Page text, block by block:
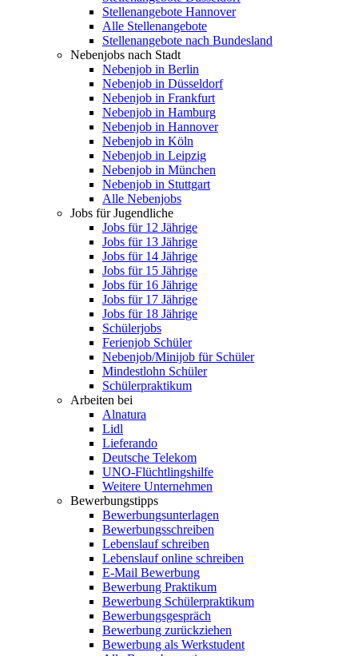
Stellenangebote Hannover
Alle Stellenangebote
Stellenangebote nach Bundesland
Nebenjobs nach Stadt
Nebenjob in Berlin
Nebenjob in Düsseldorf
Nebenjob in Frankfurt
Nebenjob in Hamburg
Nebenjob in Hannover
Nebenjob in Köln
Nebenjob in Leipzig
Nebenjob in München
Nebenjob in Stuttgart
Alle Nebenjobs
Jobs für Jugendliche
Jobs für 12 Jährige
Jobs für 13 Jährige
Jobs für 14 Jährige
Jobs für 15 Jährige
Jobs für 16 Jährige
Jobs für 17 Jährige
Jobs für 18 Jährige
Schülerjobs
Ferienjob Schüler
Nebenjob/Minijob für Schüler
Mindestlohn Schüler
Schülerpraktikum
Arbeiten bei
Alnatura
Lidl
Lieferando
Deutsche Telekom
UNO-Flüchtlingshilfe
Weitere Unternehmen
Bewerbungstipps
Bewerbungsunterlagen
Bewerbungsschreiben
Lebenslauf schreiben
Lebenslauf online schreiben
E-Mail Bewerbung
Bewerbung Praktikum
Bewerbung Schülerpraktikum
Bewerbungsgespräch
Bewerbung zurückziehen
Bewerbung als Werkstudent